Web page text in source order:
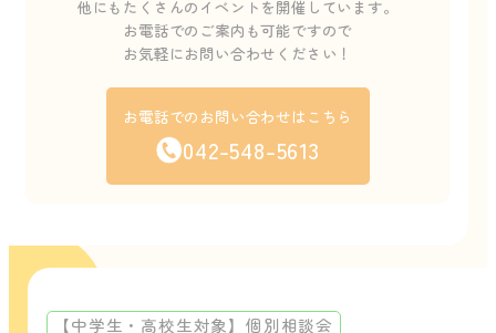
他にもたくさんのイベントを開催しています。
お電話でのご案内も可能ですので
お気軽にお問い合わせください！
お電話でのお問い合わせはこちら
042-548-5613
【中学生・高校生対象】個別相談会